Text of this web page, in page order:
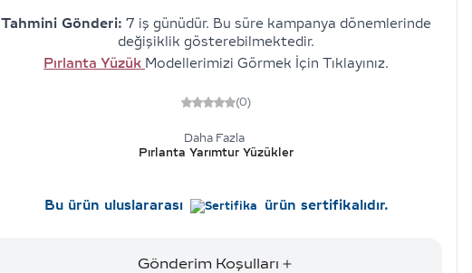
Tahmini Gönderi: 7 iş günüdür. Bu süre kampanya dönemlerinde
değişiklik gösterebilmektedir.
Pırlanta Yüzük Modellerimizi Görmek İçin Tıklayınız.
(0)
Daha Fazla
Pırlanta Yarımtur Yüzükler
Bu ürün uluslararası ürün sertifikalıdır.
Gönderim Koşulları